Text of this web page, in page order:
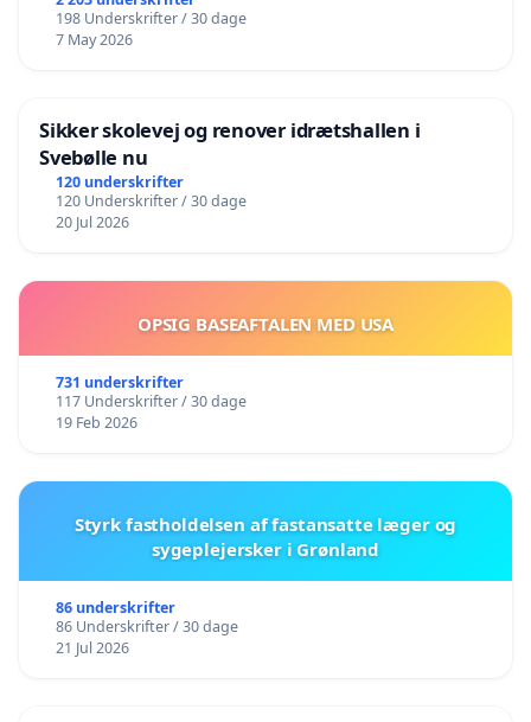
198 Underskrifter / 30 dage
7 May 2026
Sikker skolevej og renover idrætshallen i
Svebølle nu
120 underskrifter
120 Underskrifter / 30 dage
20 Jul 2026
OPSIG BASEAFTALEN MED USA
731 underskrifter
117 Underskrifter / 30 dage
19 Feb 2026
Styrk fastholdelsen af fastansatte læger og
sygeplejersker i Grønland
86 underskrifter
86 Underskrifter / 30 dage
21 Jul 2026